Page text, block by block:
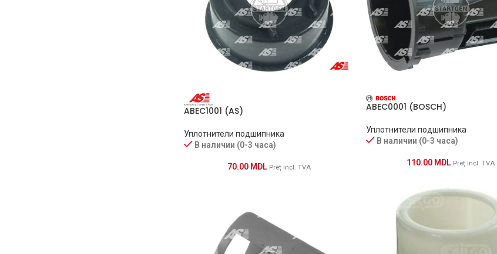
ABEC1001 (AS)
Уплотнители подшипника
В наличии (0-3 часа)
70.00 MDL Preț incl. TVA
ABEC0001 (BOSCH)
Уплотнители подшипника
В наличии (0-3 часа)
110.00 MDL Preț incl. TVA